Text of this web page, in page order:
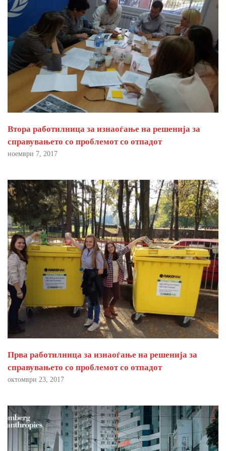
Втора работилница за изнаоѓање на решенија за
справувањето со проблемот со отпадот
ноември 7, 2017
Прва работилница за изнаоѓање на решенија за
справувањето со проблемот со отпадот
октомври 23, 2017